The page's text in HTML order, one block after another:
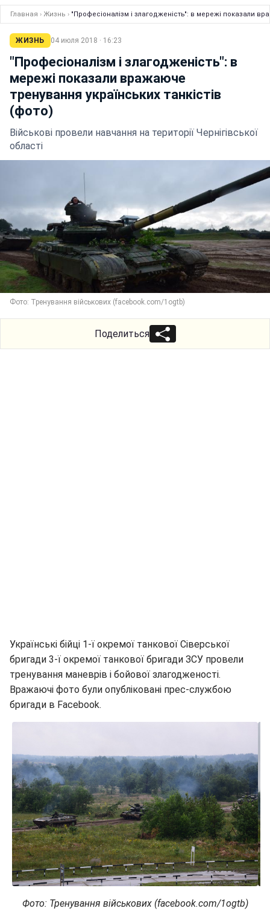
Главная › Жизнь › "Професіоналізм і злагодженість": в мережі показали
ЖИЗНЬ 04 июля 2018 · 16:23
"Професіоналізм і злагодженість": в
мережі показали вражаюче
тренування українських танкістів
(фото)
Військові провели навчання на території Чернігівської
області
Фото: Тренування військових (facebook.com/1ogtb)
Поделиться
Українські бійці 1-ї окремої танкової Сіверської
бригади 3-ї окремої танкової бригади ЗСУ провели
тренування маневрів і бойової злагодженості.
Вражаючі фото були опубліковані прес-службою
бригади в Facebook.
Фото: Тренування військових (facebook.com/1ogtb)